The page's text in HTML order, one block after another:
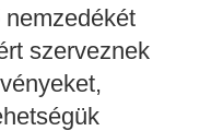
szerveznek